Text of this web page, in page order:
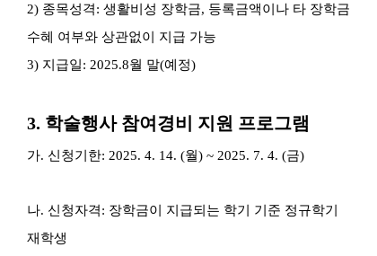
2) 종목성격: 생활비성 장학금, 등록금액이나 타 장학금
수혜 여부와 상관없이 지급 가능
3) 지급일: 2025.8월 말(예정)
3. 학술행사 참여경비 지원 프로그램
가. 신청기한: 2025. 4. 14. (월) ~ 2025. 7. 4. (금)
나. 신청자격: 장학금이 지급되는 학기 기준 정규학기
재학생